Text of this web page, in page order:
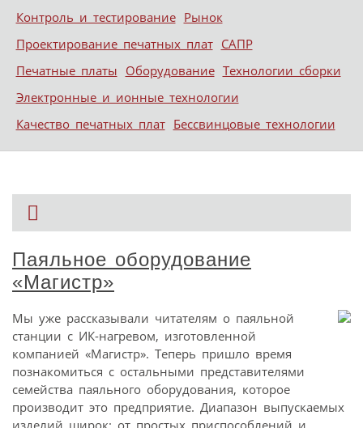
Контроль и тестирование Рынок
Проектирование печатных плат САПР
Печатные платы Оборудование Технологии сборки
Электронные и ионные технологии
Качество печатных плат Бессвинцовые технологии
Паяльное оборудование
«Магистр»
Мы уже рассказывали читателям о паяльной
станции с ИК-нагревом, изготовленной
компанией «Магистр». Теперь пришло время
познакомиться с остальными представителями
семейства паяльного оборудования, которое
производит это предприятие. Диапазон выпускаемых
изделий широк: от простых приспособлений и